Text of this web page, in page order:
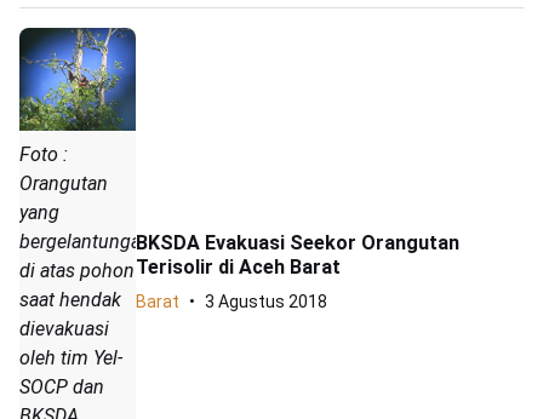
Foto :
Orangutan
yang
bergelantungan
di atas pohon
saat hendak
dievakuasi
oleh tim Yel-
SOCP dan
BKSDA Evakuasi Seekor Orangutan
Terisolir di Aceh Barat
Barat 3 Agustus 2018